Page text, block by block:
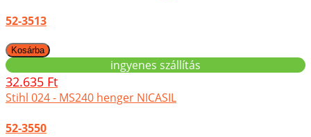
52-3513
ingyenes szállítás
32.635 Ft
Stihl 024 - MS240 henger NICASIL
52-3550